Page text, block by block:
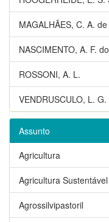
MAGALHÃES, C. A. de
NASCIMENTO, A. F. do
ROSSONI, A. L.
VENDRUSCULO, L. G.
Assunto
Agricultura
Agricultura Sustentável
Agrossilvipastoril